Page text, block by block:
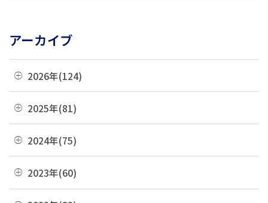
アーカイブ
2026年(124)
08月(3)
07月(21)
05月(13)
04月(10)
2025年(81)
12月(8)
11月(22)
2024年(75)
12月(4)
11月(6)
2023年(60)
12月(4)